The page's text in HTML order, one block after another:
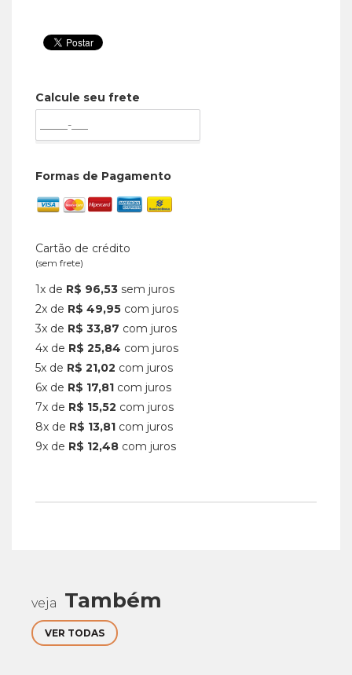
Calcule seu frete
Formas de Pagamento
Cartão de crédito
(sem frete)
1x de R$ 96,53 sem juros
2x de R$ 49,95 com juros
3x de R$ 33,87 com juros
4x de R$ 25,84 com juros
5x de R$ 21,02 com juros
6x de R$ 17,81 com juros
7x de R$ 15,52 com juros
8x de R$ 13,81 com juros
9x de R$ 12,48 com juros
veja Também
VER TODAS